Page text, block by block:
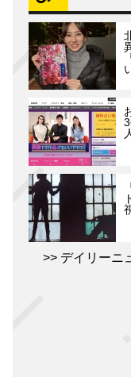
デイリーニ